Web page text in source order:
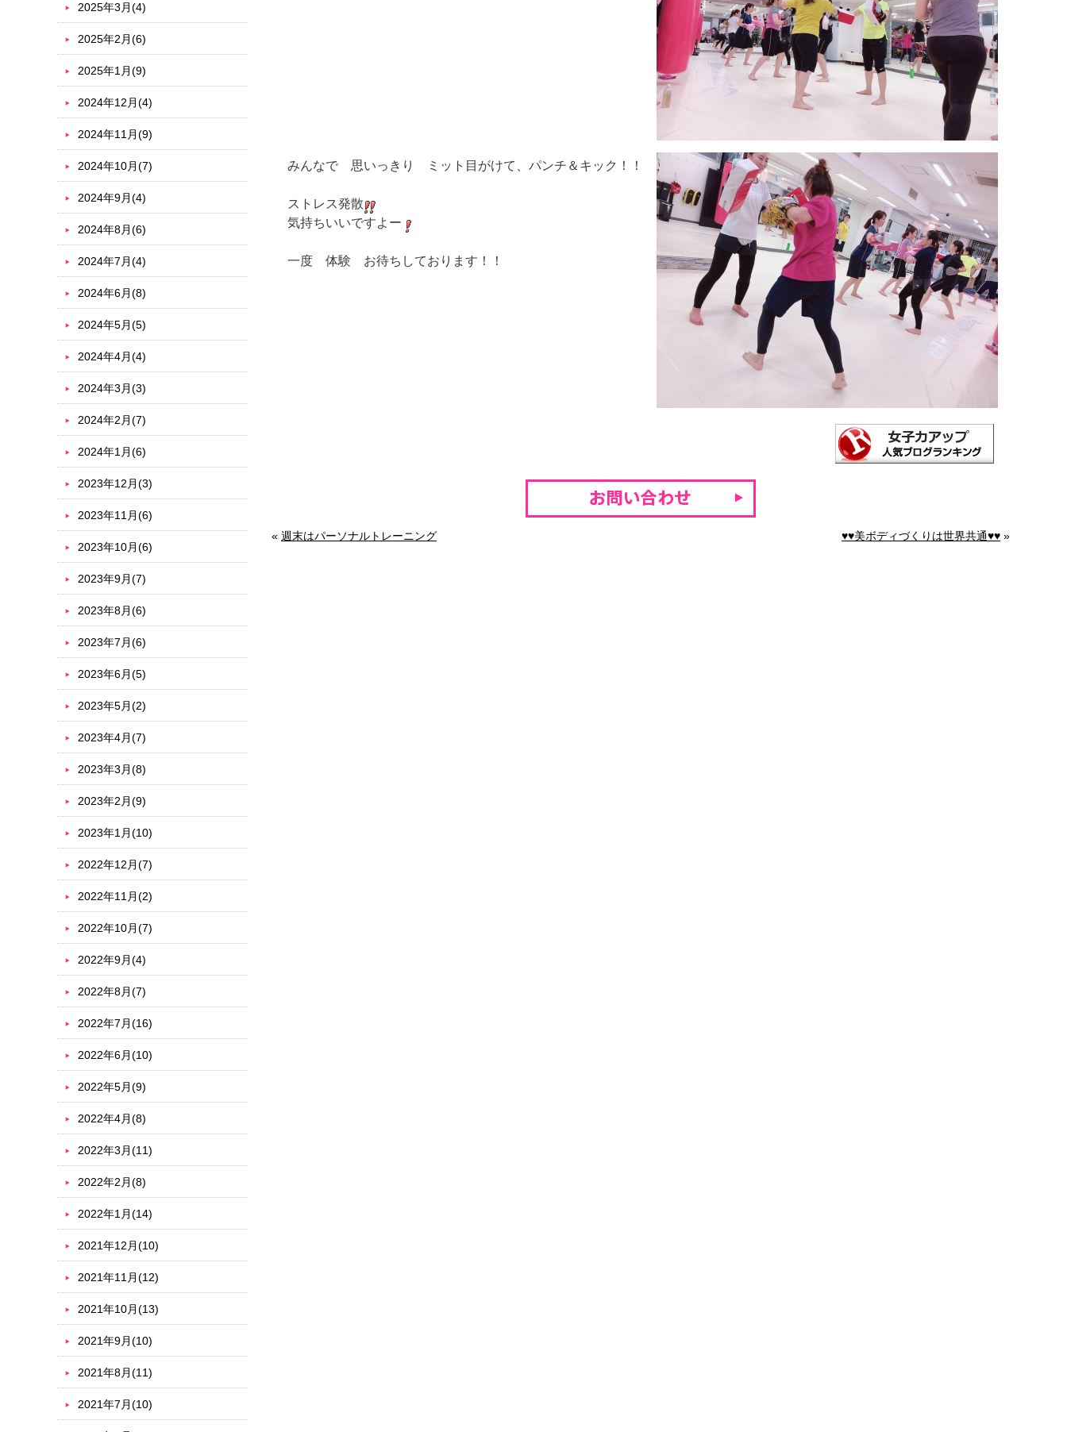
みんなで 思いっきり ミット目がけて、パンチ＆キック！！
ストレス発散
気持ちいいですよー
一度 体験 お待ちしております！！
« 週末はパーソナルトレーニング ♥♥美ボディづくりは世界共通♥♥ »
2025年3月(4)
2025年2月(6)
2025年1月(9)
2024年12月(4)
2024年11月(9)
2024年10月(7)
2024年9月(4)
2024年8月(6)
2024年7月(4)
2024年6月(8)
2024年5月(5)
2024年4月(4)
2024年3月(3)
2024年2月(7)
2024年1月(6)
2023年12月(3)
2023年11月(6)
2023年10月(6)
2023年9月(7)
2023年8月(6)
2023年7月(6)
2023年6月(5)
2023年5月(2)
2023年4月(7)
2023年3月(8)
2023年2月(9)
2023年1月(10)
2022年12月(7)
2022年11月(2)
2022年10月(7)
2022年9月(4)
2022年8月(7)
2022年7月(16)
2022年6月(10)
2022年5月(9)
2022年4月(8)
2022年3月(11)
2022年2月(8)
2022年1月(14)
2021年12月(10)
2021年11月(12)
2021年10月(13)
2021年9月(10)
2021年8月(11)
2021年7月(10)